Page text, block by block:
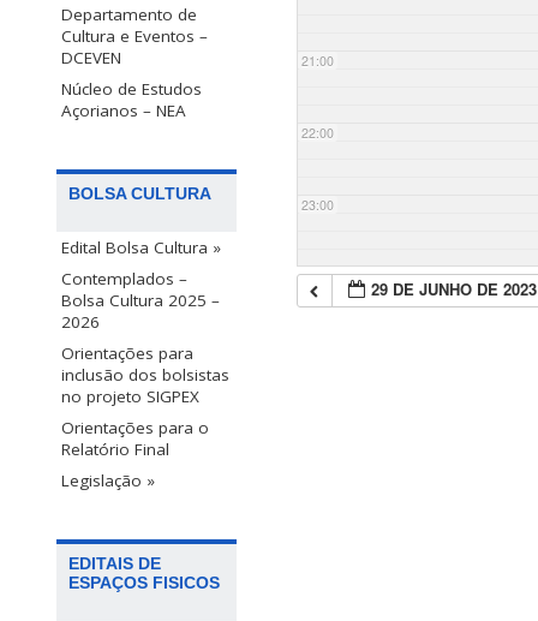
Departamento de
Cultura e Eventos –
DCEVEN
Núcleo de Estudos
Açorianos – NEA
BOLSA CULTURA
Edital Bolsa Cultura »
Contemplados –
Bolsa Cultura 2025 –
2026
Orientações para
inclusão dos bolsistas
no projeto SIGPEX
Orientações para o
Relatório Final
Legislação »
EDITAIS DE
ESPAÇOS FISICOS
21:00
22:00
23:00
29 DE JUNHO DE 2023